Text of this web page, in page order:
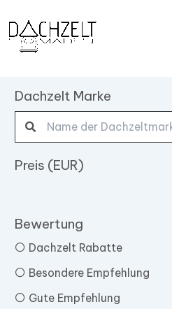
Inhalt
springen
Dachzelt Marke
Search products:
Preis (EUR)
Bewertung
Dachzelt Rabatte
Besondere Empfehlung
Gute Empfehlung